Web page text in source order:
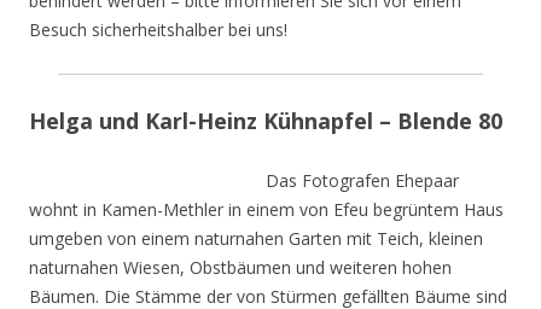
Besuch sicherheitshalber bei uns!
Helga und Karl-Heinz Kühnapfel – Blende 80
Das Fotografen Ehepaar
wohnt in Kamen-Methler in einem von Efeu begrüntem Haus
umgeben von einem naturnahen Garten mit Teich, kleinen
naturnahen Wiesen, Obstbäumen und weiteren hohen
Bäumen. Die Stämme der von Stürmen gefällten Bäume sind